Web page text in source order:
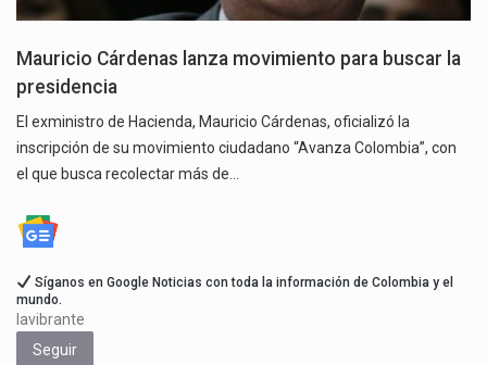
Mauricio Cárdenas lanza movimiento para buscar la
presidencia
El exministro de Hacienda, Mauricio Cárdenas, oficializó la
inscripción de su movimiento ciudadano “Avanza Colombia”, con
el que busca recolectar más de…
Síganos en Google Noticias con toda la información de Colombia y el
mundo.
lavibrante
Seguir